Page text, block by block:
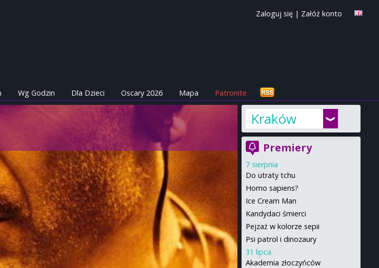
Zaloguj się | Załóż konto
Wg Godzin Dla Dzieci Oscary 2026 Mapa Patronite
Kraków
Premiery
7 sierpnia
Do utraty tchu
Homo sapiens?
Ice Cream Man
Kandydaci śmierci
Pejzaż w kolorze sepii
Psi patrol i dinozaury
31 lipca
Akademia złoczyńców